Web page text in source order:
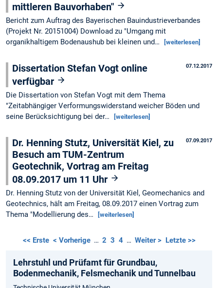
mittleren Bauvorhaben"
Bericht zum Auftrag des Bayerischen Bauindustrieverbandes
(Projekt Nr. 20151004) Download zu "Umgang mit
organikhaltigem Bodenaushub bei kleinen und…
[weiterlesen]
07.12.2017
Dissertation Stefan Vogt online
verfügbar
Die Dissertation von Stefan Vogt mit dem Thema
"Zeitabhängiger Verformungswiderstand weicher Böden und
seine Berücksichtigung bei der…
[weiterlesen]
07.09.2017
Dr. Henning Stutz, Universität Kiel, zu
Besuch am TUM-Zentrum
Geotechnik, Vortrag am Freitag
08.09.2017 um 11 Uhr
Dr. Henning Stutz von der Universität Kiel, Geomechanics and
Geotechnics, hält am Freitag, 08.09.2017 einen Vortrag zum
Thema "Modellierung des…
[weiterlesen]
<< Erste < Vorherige … 2 3 4 … Weiter > Letzte >>
Lehrstuhl und Prüfamt für Grundbau,
Bodenmechanik, Felsmechanik und Tunnelbau